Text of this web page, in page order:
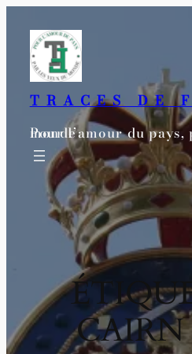
TRACES DE
Pour l’amour du pays, par les yeux du monde